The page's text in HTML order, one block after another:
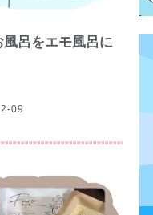
風呂をエモ風呂に
09